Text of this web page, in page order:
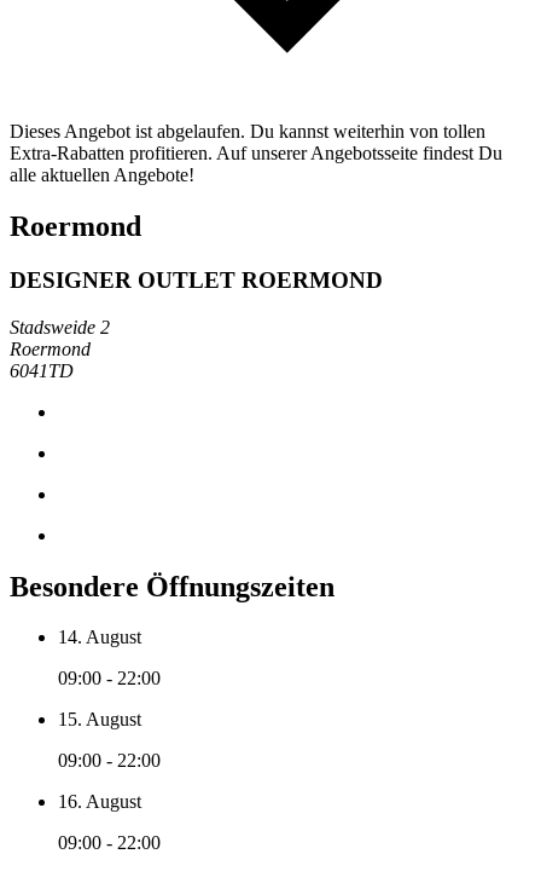
Dieses Angebot ist abgelaufen. Du kannst weiterhin von tollen
Extra-Rabatten profitieren. Auf unserer Angebotsseite findest Du
alle aktuellen Angebote!
Roermond
DESIGNER OUTLET ROERMOND
Stadsweide 2
Roermond
6041TD
Besondere Öffnungszeiten
14. August
09:00 - 22:00
15. August
09:00 - 22:00
16. August
09:00 - 22:00